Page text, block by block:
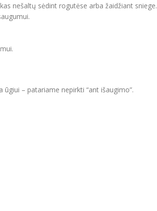
nešaltų sėdint rogutėse arba žaidžiant sniege.
– patariame nepirkti “ant išaugimo”.